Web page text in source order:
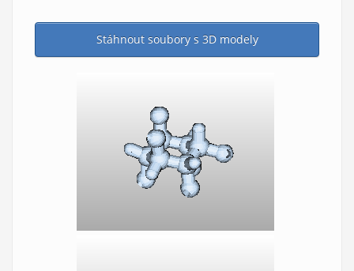
Stáhnout soubory s 3D modely